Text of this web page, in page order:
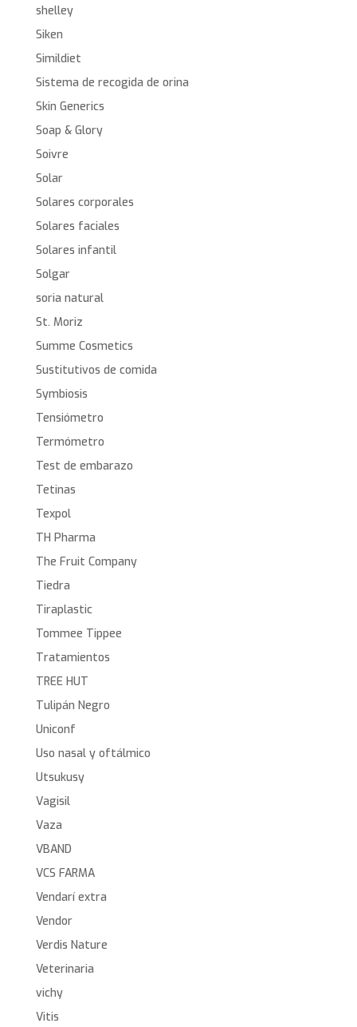
shelley
Siken
Simildiet
Sistema de recogida de orina
Skin Generics
Soap & Glory
Soivre
Solar
Solares corporales
Solares faciales
Solares infantil
Solgar
soria natural
St. Moriz
Summe Cosmetics
Sustitutivos de comida
Symbiosis
Tensiómetro
Termómetro
Test de embarazo
Tetinas
Texpol
TH Pharma
The Fruit Company
Tiedra
Tiraplastic
Tommee Tippee
Tratamientos
TREE HUT
Tulipán Negro
Uniconf
Uso nasal y oftálmico
Utsukusy
Vagisil
Vaza
VBAND
VCS FARMA
Vendarí extra
Vendor
Verdis Nature
Veterinaria
vichy
Vitis